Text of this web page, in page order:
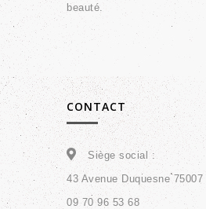
beauté.
CONTACT
Siège social :
43 Avenue Duquesne 75007
09 70 96 53 68